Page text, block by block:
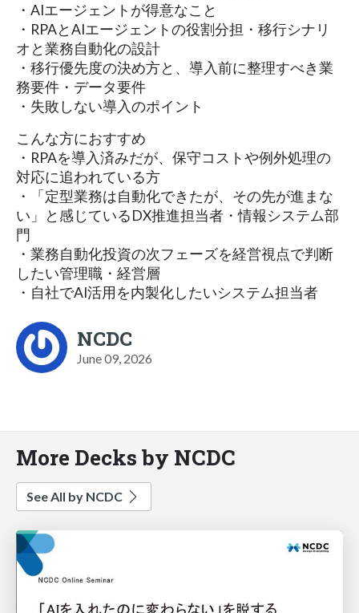
・AIエージェントが得意なこと
・RPAとAIエージェントの役割分担・移行シナリ
オと業務自動化の設計
・移行優先度の決め方と、導入前に整理すべき業
務要件・データ要件
・失敗しない導入のポイント
こんな方におすすめ
・RPAを導入済みだが、保守コストや例外処理の
対応に追われている方
・「定型業務は自動化できたが、その先が進まな
い」と感じているDX推進担当者・情報システム部
門
・業務自動化投資の次フェーズを経営視点で判断
したい管理職・経営層
・自社でAI活用を内製化したいシステム担当者
NCDC
June 09, 2026
More Decks by NCDC
See All by NCDC